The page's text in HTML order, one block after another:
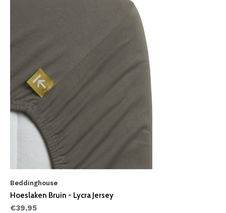
Beddinghouse
Hoeslaken Bruin - Lycra Jersey
€39,95